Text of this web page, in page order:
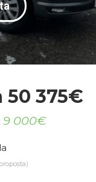
50 375€
9 000€